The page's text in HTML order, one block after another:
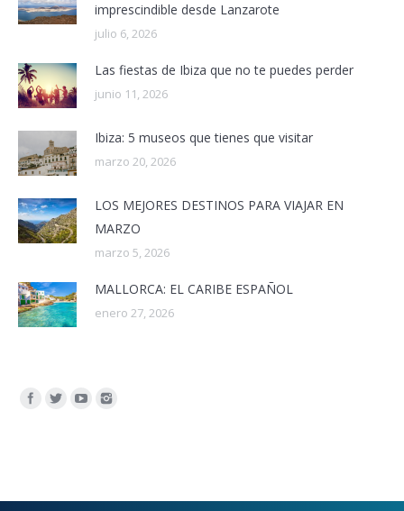
imprescindible desde Lanzarote
julio 6, 2026
Las fiestas de Ibiza que no te puedes perder
junio 11, 2026
Ibiza: 5 museos que tienes que visitar
marzo 20, 2026
LOS MEJORES DESTINOS PARA VIAJAR EN
MARZO
marzo 5, 2026
MALLORCA: EL CARIBE ESPAÑOL
enero 27, 2026
Encuéntranos en: